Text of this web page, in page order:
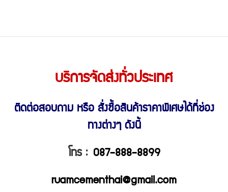
บริการจัดส่งทั่วประเทศ
ติดต่อสอบถาม หรือ สั่งซื้อสินค้าราคาพิเศษได้ที่ช่อง
ทางต่างๆ ดังนี้
โทร : 087-888-8899
ruamcementhai@gmail.com